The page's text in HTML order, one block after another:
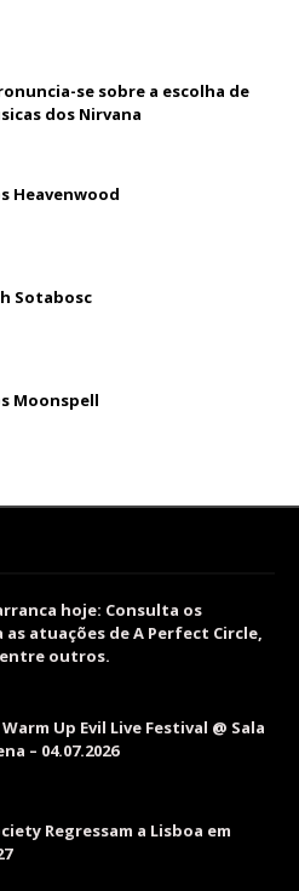
se sobre a escolha de
dos Nirvana
Heavenwood
Sotabosc
Moonspell
hoje: Consulta os
atuações de A Perfect Circle,
outros.
Up Evil Live Festival @ Sala
– 04.07.2026
Regressam a Lisboa em